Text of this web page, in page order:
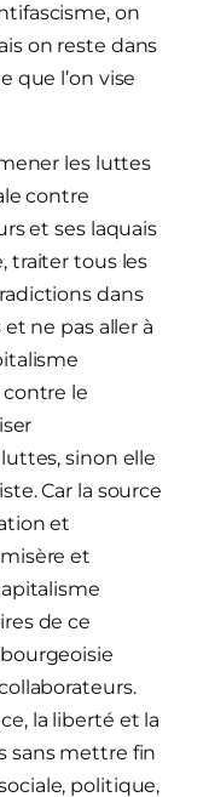
on
on reste dans
que l’on vise
les luttes
contre
et ses laquais
traiter tous les
dans
ne pas aller à
le
sinon elle
Car la source
et
et
de ce
la liberté et la
sans mettre fin
politique,